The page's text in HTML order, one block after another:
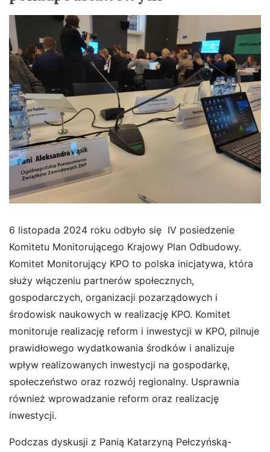
6 listopada 2024 roku odbyło się IV posiedzenie
Komitetu Monitorującego Krajowy Plan Odbudowy.
Komitet Monitorujący KPO to polska inicjatywa, która
służy włączeniu partnerów społecznych,
gospodarczych, organizacji pozarządowych i
środowisk naukowych w realizację KPO. Komitet
monitoruje realizację reform i inwestycji w KPO, pilnuje
prawidłowego wydatkowania środków i analizuje
wpływ realizowanych inwestycji na gospodarkę,
społeczeństwo oraz rozwój regionalny. Usprawnia
również wprowadzanie reform oraz realizację
inwestycji.
Podczas dyskusji z Panią Katarzyną Pełczyńską-